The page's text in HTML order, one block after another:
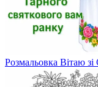
Розмальовка Вітаю